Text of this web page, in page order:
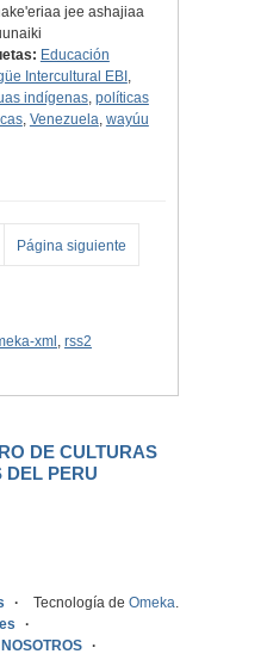
jee ashajiaa
Educación
Intercultural EBI ,
indígenas, políticas
, Venezuela, wayúu
Página siguiente
xml , rss2
DE CULTURAS
DEL PERU
NOSOTROS
Tecnología de Omeka.